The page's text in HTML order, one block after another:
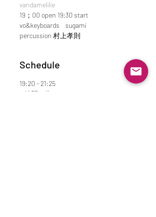
vandamelilie
19；00 open 19;30 start
vo&keyboards    sugami
percussion 村上孝則
Schedule
19:20 - 21:25
2 時間 5 分